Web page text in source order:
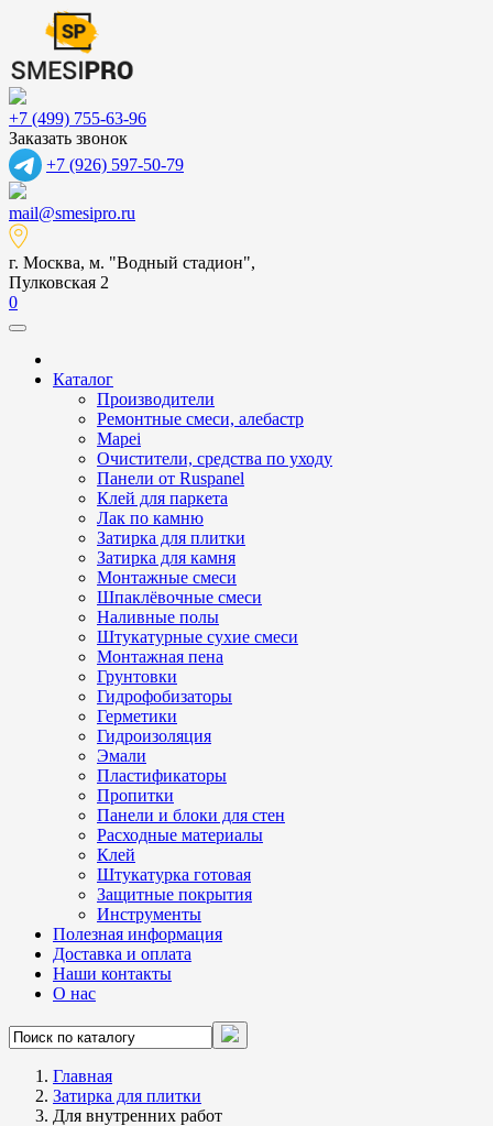
+7 (499) 755-63-96
Заказать звонок
+7 (926) 597-50-79
mail@smesipro.ru
г. Москва, м. "Водный стадион",
Пулковская 2
0
Каталог
Производители
Ремонтные смеси, алебастр
Mapei
Очистители, средства по уходу
Панели от Ruspanel
Клей для паркета
Лак по камню
Затирка для плитки
Затирка для камня
Монтажные смеси
Шпаклёвочные смеси
Наливные полы
Штукатурные сухие смеси
Монтажная пена
Грунтовки
Гидрофобизаторы
Герметики
Гидроизоляция
Эмали
Пластификаторы
Пропитки
Панели и блоки для стен
Расходные материалы
Клей
Штукатурка готовая
Защитные покрытия
Инструменты
Полезная информация
Доставка и оплата
Наши контакты
О нас
Главная
Затирка для плитки
Для внутренних работ